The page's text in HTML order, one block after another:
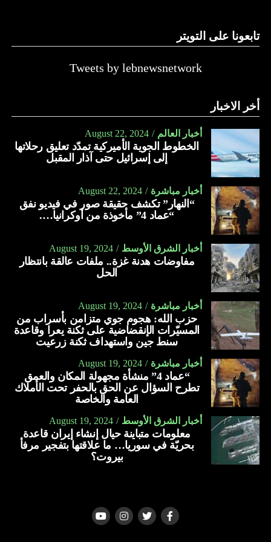
تابعونا على التويتر
Tweets by lebnewsnetwork
أخر الاخبار
أخبار العالم August 22, 2024
الخطوط الجوية الأميركية تمدّد تعليق رحلاتها
إلى إسرائيل حتى آذار المقبل
أخبار مباشرة August 22, 2024
“النهار” تكشف حقيقة صور في فيديو نفق
“عماد 4” مأخوذة من أوكرانيا….
أخبار الشرق الأوسط August 19, 2024
مفاوضات هدنة غزة.. ملفات عالقة بانتظار
الحل
أخبار مباشرة August 19, 2024
حزب الله: هجوم جوي متزامن بأسراب من
المسيّرات الإنقضاضية على ثكنة يعرا وقاعدة
سنط جين واستهداف ثكنة زرعيت
أخبار مباشرة August 19, 2024
“عماد 4” منشأة مجهولة المكان والعمق
تطرح السؤال عن الحق بالحفر تحت الأملاك
العامة والخاصة
أخبار الشرق الأوسط August 19, 2024
معلومات متباينة حيال إنشاء إيران قاعدة
بحريّة في سوريا… ما علاقتها بتفجير مرفأ
بيروت؟